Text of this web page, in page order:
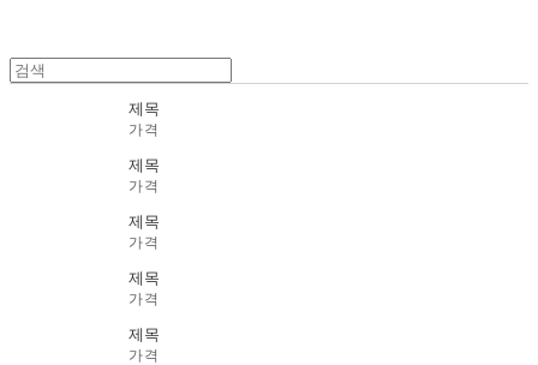
제목
가격
제목
가격
제목
가격
제목
가격
제목
가격